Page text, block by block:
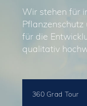
Wir stehen für
für die
qualitativ
360 Grad Tour